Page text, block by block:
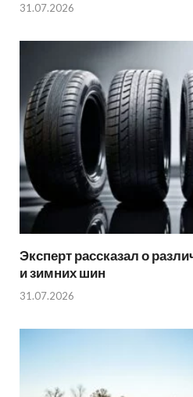
31.07.2026
Эксперт рассказал о
и зимних шин
31.07.2026